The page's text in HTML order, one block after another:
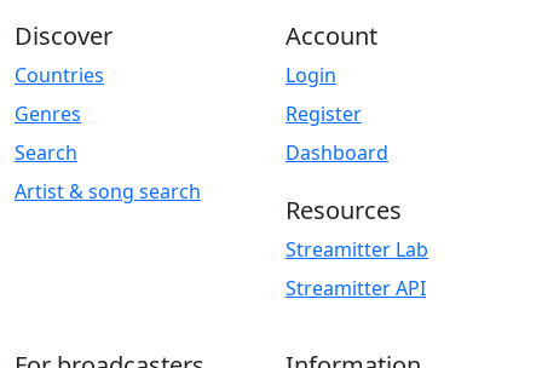
Discover
Countries
Genres
Search
Artist & song search
Account
Login
Register
Dashboard
Resources
Streamitter Lab
Streamitter API